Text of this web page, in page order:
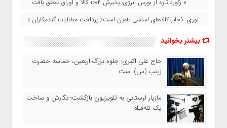
« رکورد تازه از بورس انرژی؛ پذیرش ۱۰۰۴ کالا و اوراق تحقق یافت
نوری: ذخایر کالاهای اساسی تأمین است/ پرداخت مطالبات گندمکاران »
بیشتر بخوانید
حاج‌ علی‌ اکبری: جلوه بزرگ اربعین، حماسه حضرت
زینب (س) است
مازیار لرستانی به تلویزیون بازگشت؛ نگارش و ساخت
یک تله‌فیلم